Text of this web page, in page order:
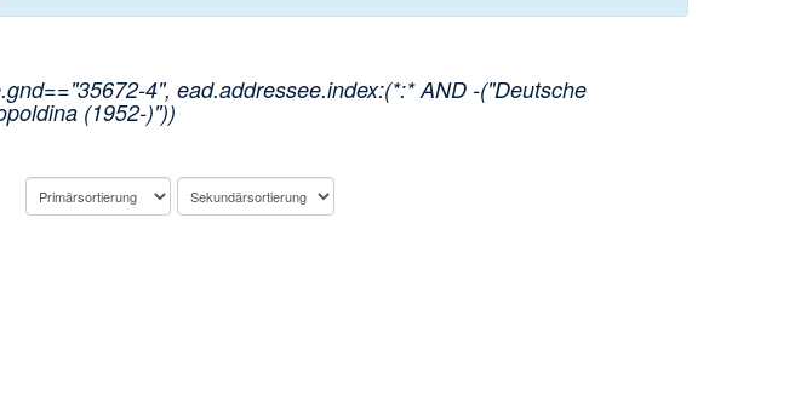
4", ead.addressee.index:(*:* AND -("Deutsche
(1952-)"))